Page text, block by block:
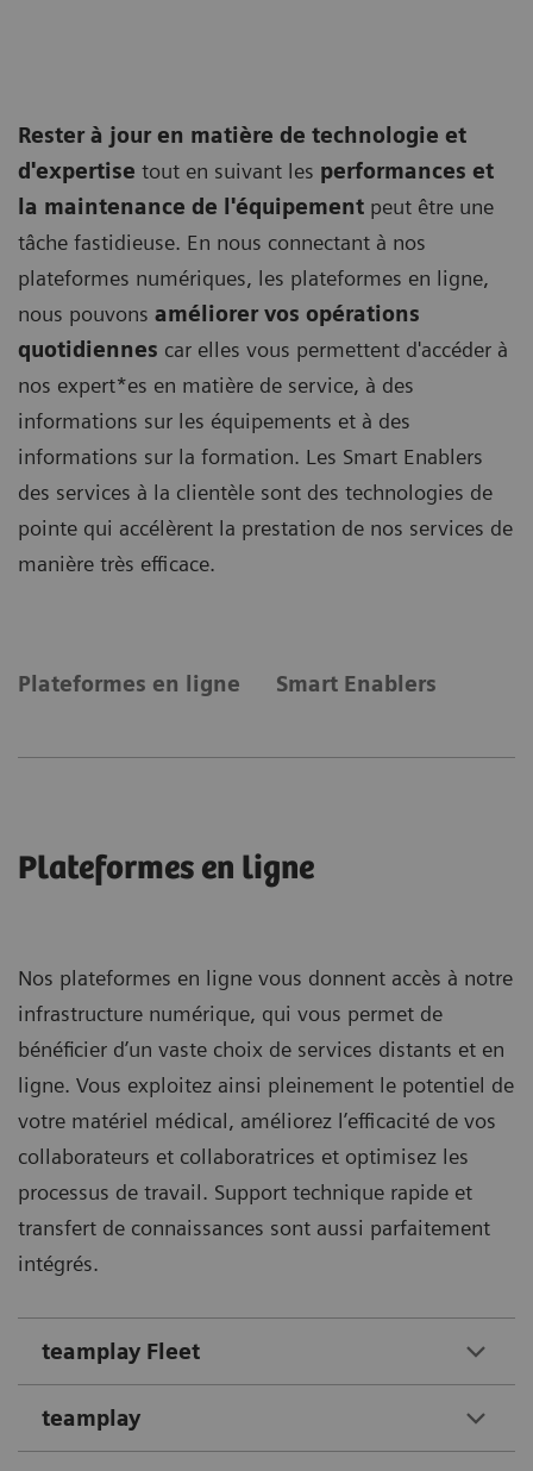
Rester à jour en matière de technologie et
d'expertise tout en suivant les performances et
la maintenance de l'équipement peut être une
tâche fastidieuse. En nous connectant à nos
plateformes numériques, les plateformes en ligne,
nous pouvons améliorer vos opérations
quotidiennes car elles vous permettent d'accéder à
nos expert*es en matière de service, à des
informations sur les équipements et à des
informations sur la formation. Les Smart Enablers
des services à la clientèle sont des technologies de
pointe qui accélèrent la prestation de nos services de
manière très efficace.
Plateformes en ligne Smart Enablers
Plateformes en ligne
Nos plateformes en ligne vous donnent accès à notre
infrastructure numérique, qui vous permet de
bénéficier d’un vaste choix de services distants et en
ligne. Vous exploitez ainsi pleinement le potentiel de
votre matériel médical, améliorez l’efficacité de vos
collaborateurs et collaboratrices et optimisez les
processus de travail. Support technique rapide et
transfert de connaissances sont aussi parfaitement
intégrés.
teamplay Fleet
teamplay